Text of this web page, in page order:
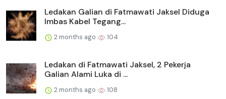
Ledakan Galian di Fatmawati Jaksel Diduga
Imbas Kabel Tegang...
2 months ago 104
Ledakan di Fatmawati Jaksel, 2 Pekerja
Galian Alami Luka di ...
2 months ago 108